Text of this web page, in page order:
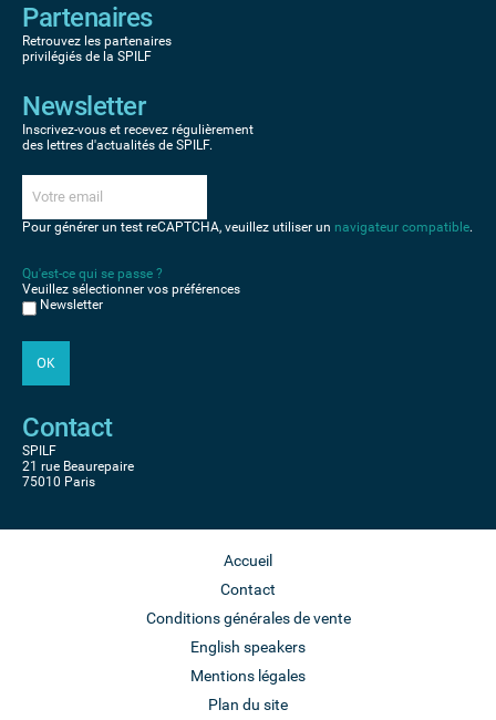
Partenaires
Retrouvez les partenaires
privilégiés de la SPILF
Newsletter
Inscrivez-vous et recevez régulièrement
des lettres d'actualités de SPILF.
Pour générer un test reCAPTCHA, veuillez utiliser un navigateur compatible.
Qu'est-ce qui se passe ?
Veuillez sélectionner vos préférences
Newsletter
Contact
SPILF
21 rue Beaurepaire
75010 Paris
Accueil
Contact
Conditions générales de vente
English speakers
Mentions légales
Plan du site